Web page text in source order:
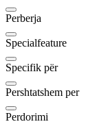
Perberja
Specialfeature
Specifik për
Pershtatshem per
Perdorimi